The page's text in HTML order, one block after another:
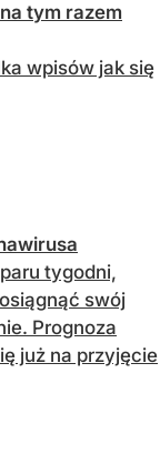
tym razem
wpisów jak się
tygodni,
swój
Prognoza
już na przyjęcie